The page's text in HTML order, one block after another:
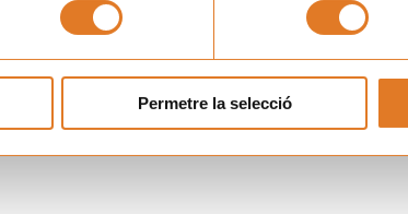
Permetre la selecció